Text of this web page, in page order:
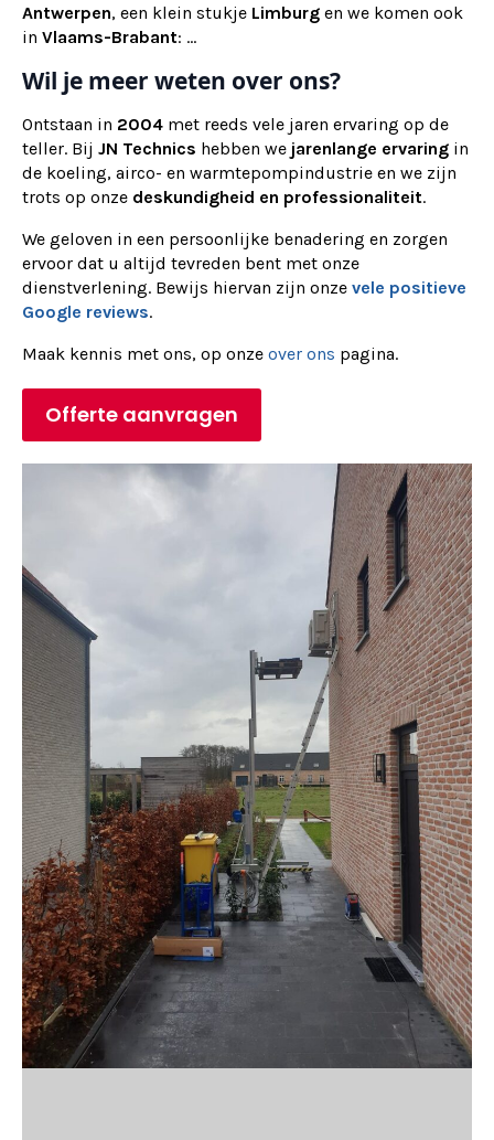
Antwerpen, een klein stukje Limburg en we komen ook
in Vlaams-Brabant: ...
Wil je meer weten over ons?
Ontstaan in 2004 met reeds vele jaren ervaring op de
teller. Bij JN Technics hebben we jarenlange ervaring in
de koeling, airco- en warmtepompindustrie en we zijn
trots op onze deskundigheid en professionaliteit.
We geloven in een persoonlijke benadering en zorgen
ervoor dat u altijd tevreden bent met onze
dienstverlening. Bewijs hiervan zijn onze vele positieve
Google reviews.
Maak kennis met ons, op onze over ons pagina.
Offerte aanvragen